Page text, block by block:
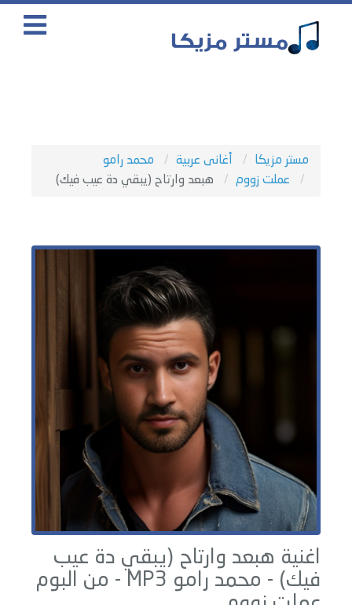
مستر مزيكا أغانى عربية
محمد رامو
عملت زووم
هبعد وارتاح (يبقي دة عيب فيك)
اغنية هبعد وارتاح (يبقي دة عيب
فيك) - محمد رامو